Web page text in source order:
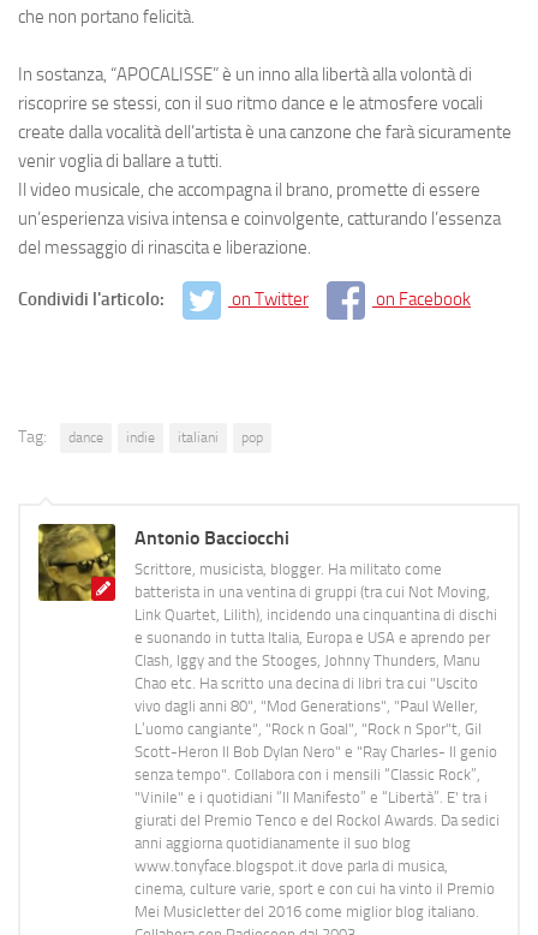
che non portano felicità.
In sostanza, “APOCALISSE” è un inno alla libertà alla volontà di
riscoprire se stessi, con il suo ritmo dance e le atmosfere vocali
create dalla vocalità dell’artista è una canzone che farà sicuramente
venir voglia di ballare a tutti.
Il video musicale, che accompagna il brano, promette di essere
un’esperienza visiva intensa e coinvolgente, catturando l’essenza
del messaggio di rinascita e liberazione.
Condividi l'articolo: on Twitter on Facebook
Tag: dance indie italiani pop
Antonio Bacciocchi
Scrittore, musicista, blogger. Ha militato come
batterista in una ventina di gruppi (tra cui Not Moving,
Link Quartet, Lilith), incidendo una cinquantina di dischi
e suonando in tutta Italia, Europa e USA e aprendo per
Clash, Iggy and the Stooges, Johnny Thunders, Manu
Chao etc. Ha scritto una decina di libri tra cui "Uscito
vivo dagli anni 80", "Mod Generations", "Paul Weller,
L’uomo cangiante", "Rock n Goal", "Rock n Spor"t, Gil
Scott-Heron Il Bob Dylan Nero" e "Ray Charles- Il genio
senza tempo". Collabora con i mensili “Classic Rock”,
"Vinile" e i quotidiani “Il Manifesto” e “Libertà”. E' tra i
giurati del Premio Tenco e del Rockol Awards. Da sedici
anni aggiorna quotidianamente il suo blog
www.tonyface.blogspot.it dove parla di musica,
cinema, culture varie, sport e con cui ha vinto il Premio
Mei Musicletter del 2016 come miglior blog italiano.